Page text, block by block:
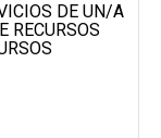
DE UN/A
RECURSOS